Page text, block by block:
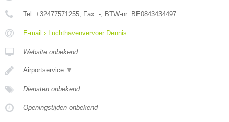
Tel: +32477571255, Fax: -, BTW-nr: BE0843434497
E-mail › Luchthavenvervoer Dennis
Website onbekend
Airportservice ▼
Diensten onbekend
Openingstijden onbekend